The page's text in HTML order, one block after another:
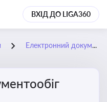
ВХІД ДО LIGA360
Електронний документообіг